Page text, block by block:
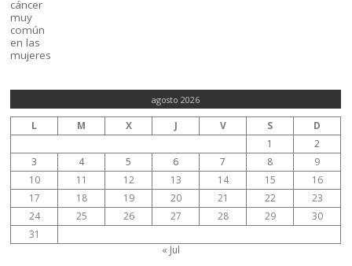
agosto 2026
L M X J V S
D
1
2
3
4 5 6 7 8
9
10
11 12 13 14 15
16
17
18 19 20 21 22
23
24
25 26 27 28 29
30
31
« Jul